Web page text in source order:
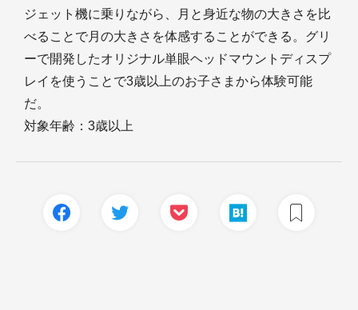
ジェット機に乗りながら、月と身近な物の大きさを比
べることで月の大きさを体感することができる。グリ
ーで開発したオリジナル単眼ヘッドマウントディスプ
レイを使うことで3歳以上のお子さまから体験可能
だ。
対象年齢：3歳以上